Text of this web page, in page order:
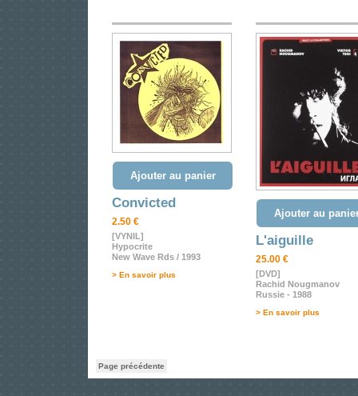
Ajouter au panier
Convicted
2.50 €
[VYNIL]
Hypocrite
New Wave Rds / 1993
> En savoir plus
Ajouter au
L'aiguille
25.00 €
[DVD]
Rachid Nougmanov
Russie - 1988
> En savoir plus
Page précédente